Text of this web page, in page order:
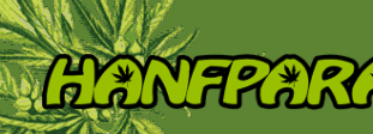
Zum
Inhalt
springen